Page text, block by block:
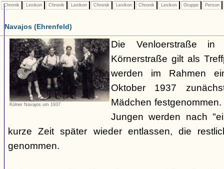
Chronik Lexikon Chronik Lexikon Chronik Lexikon Chronik Lexikon Gruppe Person
Navajos (Ehrenfeld)
Kölner Navajos um 1937
Die Venloerstraße
Körnerstraße gilt als
werden im Rahmen
Oktober 1937
Mädchen
Jungen werden nach
kurze Zeit später wieder entlassen, die
genommen.